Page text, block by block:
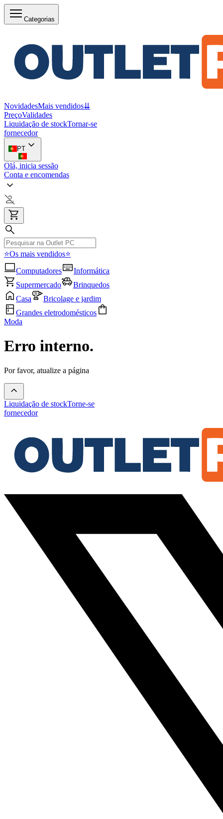
Categorias
NovidadesMais vendidos⇊
PreçoValidades
Liquidação de stockTornar-se
fornecedor
PT
Olá, inicia sessão
Conta e encomendas
⭐Os mais vendidos⭐
Computadores
Informática
Supermercado
Brinquedos
Casa
Bricolage e jardim
Grandes eletrodomésticos
Moda
Erro interno.
Por favor, atualize a página
Liquidação de stockTorne-se
fornecedor